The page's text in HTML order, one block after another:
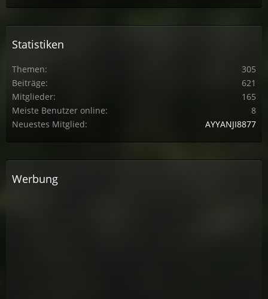
Statistiken
Themen
305
Beiträge
621
Mitglieder
165
Meiste Benutzer online
8
Neuestes Mitglied
AYYANJI8877
Werbung